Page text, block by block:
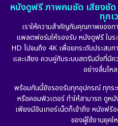
หนังดูฟรี ภาพคมชัด เสียงชั
ทุกเ
เราให้ความสำคัญกับคุณภาพของ
แพลตฟอร์มให้รองรับ หนังดูฟรี ใน
HD ไปจนถึง 4K เพื่อยกระดับประสบ
และเสียง ควบคู่กับระบบสตรีมมิ่งที่มีค
อย่างลื่นไห
พร้อมกันนี้ยังรองรับทุกอุปกรณ์ ทุกระ
หรือคอมพิวเตอร์ ทำให้สามารถ ดูห
เพียงมีอินเทอร์เน็ตก็เข้าถึง หนังฟรี
ของผู้ใช้งานยุค